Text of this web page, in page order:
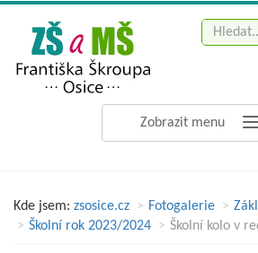
Zobrazit menu
Kde jsem: zsosice.cz Fotogalerie
Školní rok 2023/2024
Školní kolo v